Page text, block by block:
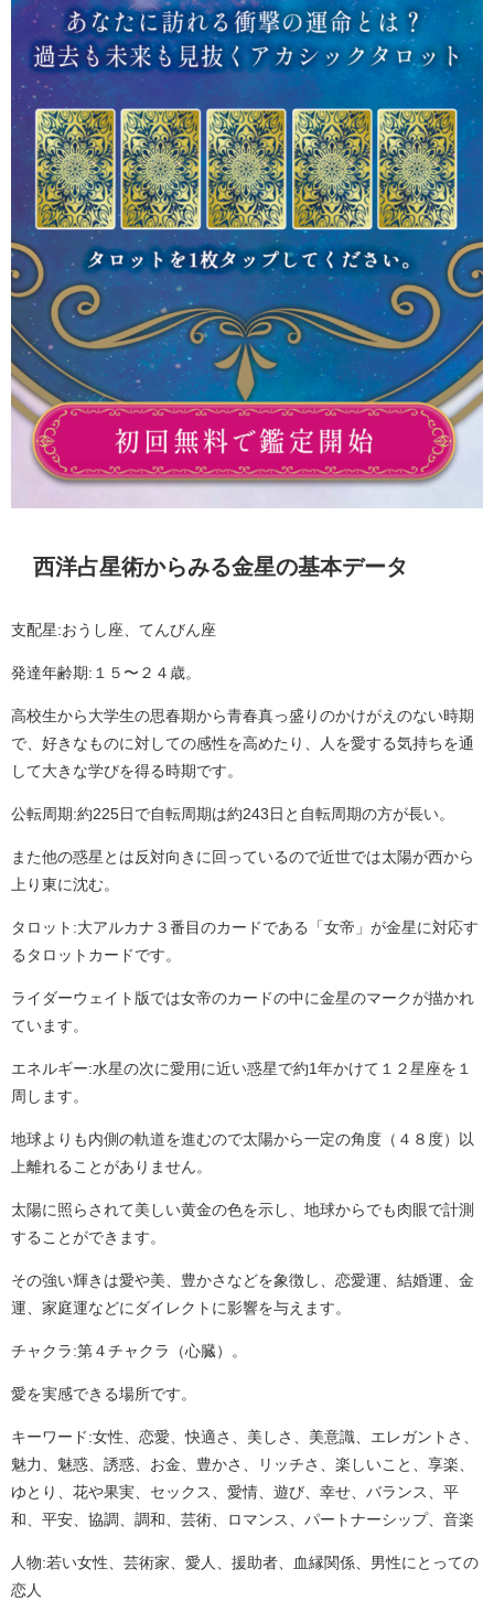
西洋占星術からみる金星の基本データ
支配星:おうし座、てんびん座
発達年齢期:１５〜２４歳。
高校生から大学生の思春期から青春真っ盛りのかけがえのない時期
で、好きなものに対しての感性を高めたり、人を愛する気持ちを通
して大きな学びを得る時期です。
公転周期:約225日で自転周期は約243日と自転周期の方が長い。
また他の惑星とは反対向きに回っているので近世では太陽が西から
上り東に沈む。
タロット:大アルカナ３番目のカードである「女帝」が金星に対応す
るタロットカードです。
ライダーウェイト版では女帝のカードの中に金星のマークが描かれ
ています。
エネルギー:水星の次に愛用に近い惑星で約1年かけて１２星座を１
周します。
地球よりも内側の軌道を進むので太陽から一定の角度（４８度）以
上離れることがありません。
太陽に照らされて美しい黄金の色を示し、地球からでも肉眼で計測
することができます。
その強い輝きは愛や美、豊かさなどを象徴し、恋愛運、結婚運、金
運、家庭運などにダイレクトに影響を与えます。
チャクラ:第４チャクラ（心臓）。
愛を実感できる場所です。
キーワード:女性、恋愛、快適さ、美しさ、美意識、エレガントさ、
魅力、魅惑、誘惑、お金、豊かさ、リッチさ、楽しいこと、享楽、
ゆとり、花や果実、セックス、愛情、遊び、幸せ、バランス、平
和、平安、協調、調和、芸術、ロマンス、パートナーシップ、音楽
人物:若い女性、芸術家、愛人、援助者、血縁関係、男性にとっての
恋人